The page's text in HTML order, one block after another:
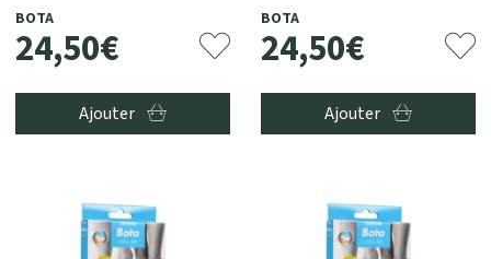
BOTA
24,50€
Ajouter
BOTA
24,50€
Ajouter